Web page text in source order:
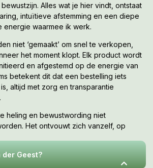
Alles wat je hier vindt, ontstaat
intuïtieve afstemming en een diepe
energie waarmee ik werk.
niet ‘gemaakt’ om snel te verkopen,
het moment klopt. Elk product wordt
en afgestemd op de energie van
betekent dit dat een bestelling iets
altijd met zorg en transparantie
heling en bewustwording niet
Het ontvouwt zich vanzelf, op
der Geest?